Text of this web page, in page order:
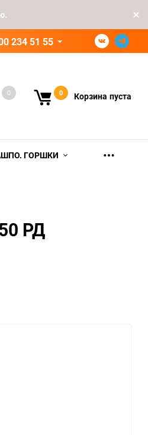
234 51 55
0 0 Корзина пуста
ГОРШКИ
РД